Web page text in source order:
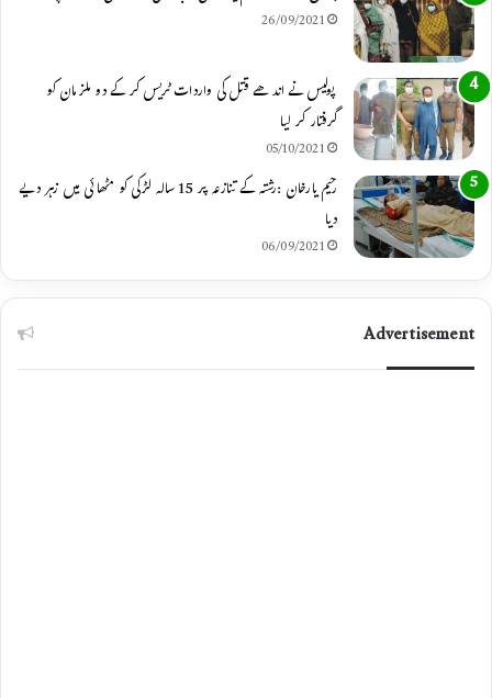
26/09/2021
پولیس نے اندھے قتل کی واردات ٹریس کر کے دو ملزمان کو
گرفتار کر لیا
05/10/2021
رحیم یارخان :رشتہ کے تنازعہ پر 15 سالہ لڑکی کو مٹھائی میں زہر دیے
دیا
06/09/2021
Advertisement